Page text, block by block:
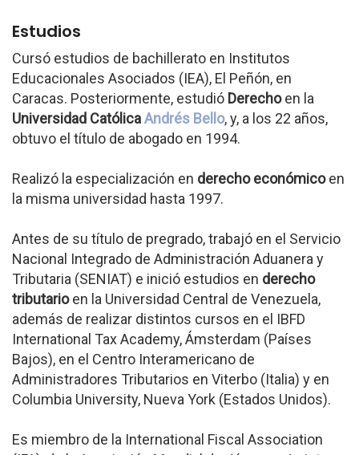
Estudios
Cursó estudios de bachillerato en Institutos
Educacionales Asociados (IEA), El Peñón, en
Caracas. Posteriormente, estudió Derechoen la
Universidad CatólicaAndrés Bello, y, a los 22 años,
obtuvo el título de abogado en 1994.
Realizó la especialización en derecho económicoen
la misma universidad hasta 1997.
Antes de su título de pregrado, trabajó en el Servicio
Nacional Integrado de Administración Aduanera y
Tributaria (SENIAT) e inició estudios en derecho
tributarioen la Universidad Central de Venezuela,
además de realizar distintos cursos en el IBFD
International Tax Academy, Ámsterdam (Países
Bajos), en el Centro Interamericano de
Administradores Tributarios en Viterbo (Italia) y en
Columbia University, Nueva York (Estados Unidos).
Es miembro de la International Fiscal Association